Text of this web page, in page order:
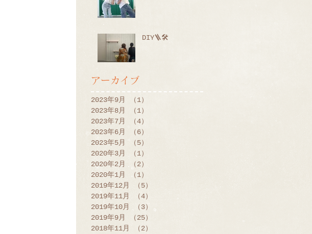
DIY🪜🛠
アーカイブ
2023年9月 （1）
2023年8月
（1）
2023年7月
（4）
2023年6月
（6）
2023年5月
（5）
2020年3月
（1）
2020年2月
（2）
2020年1月
（1）
2019年12月
（5）
2019年11月
（4）
2019年10月
（3）
2019年9月
（25）
2018年11月
（2）